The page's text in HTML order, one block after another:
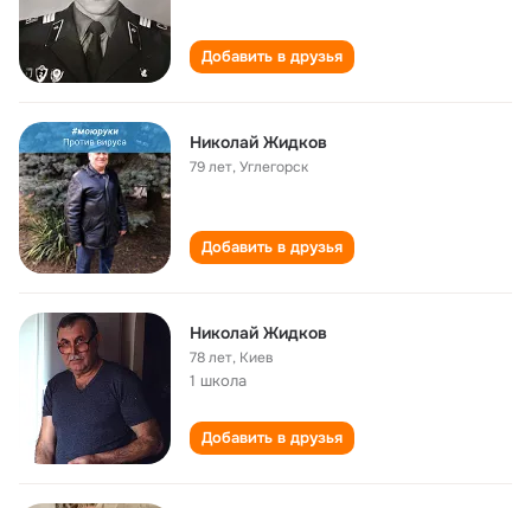
Добавить в друзья
Николай Жидков
79 лет,Углегорск
Добавить в друзья
Николай Жидков
78 лет, Киев
1 школа
Добавить в друзья